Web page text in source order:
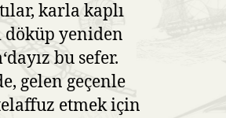
karla kaplı
döküp yeniden
‘dayız bu sefer.
gelen geçenle
etmek için